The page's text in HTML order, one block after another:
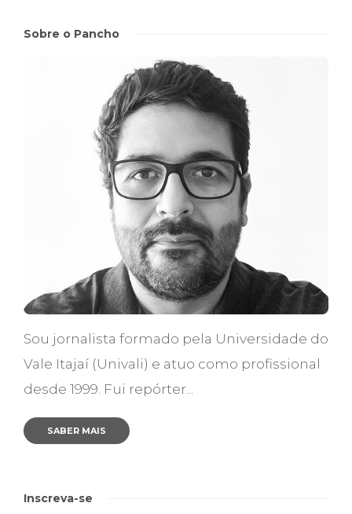
Sobre o Pancho
Sou jornalista formado pela Universidade do
Vale Itajaí (Univali) e atuo como profissional
desde 1999. Fui repórter...
SABER MAIS
Inscreva-se